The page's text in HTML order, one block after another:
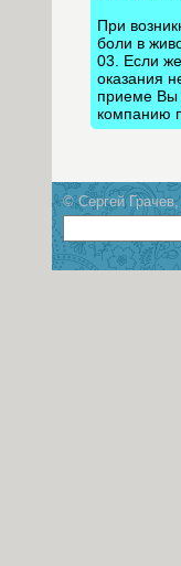
При
боли в
03. Если
оказания
приеме Вы
компанию
© Сергей Грачев,